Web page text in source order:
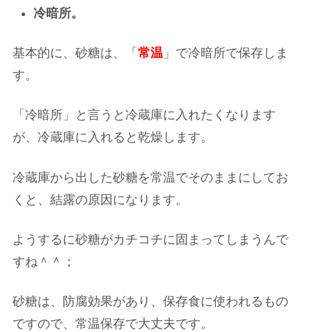
冷暗所。
基本的に、砂糖は、「 常温 」で冷暗所で保存しま
す。
「冷暗所」と言うと冷蔵庫に入れたくなります
が、冷蔵庫に入れると乾燥します。
冷蔵庫から出した砂糖を常温でそのままにしてお
くと、結露の原因になります。
ようするに砂糖がカチコチに固まってしまうんで
すね＾＾；
砂糖は、防腐効果があり、保存食に使われるもの
ですので、常温保存で大丈夫です。